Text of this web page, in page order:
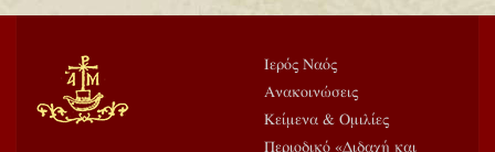
Ιερός Ναός
Ανακοινώσεις
Κείμενα & Ομιλίες
Περιοδικό «Διδαχή και